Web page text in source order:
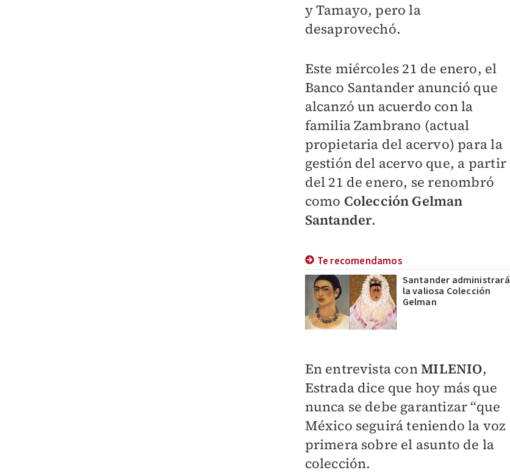
y Tamayo, pero la
desaprovechó.
Este miércoles 21 de enero, el
Banco Santander anunció que
alcanzó un acuerdo con la
familia Zambrano (actual
propietaria del acervo) para la
gestión del acervo que, a partir
del 21 de enero, se renombró
como Colección Gelman
Santander.
Te recomendamos
Santander administrará
la valiosa Colección
Gelman
En entrevista conMILENIO,
Estrada dice que hoy más que
nunca se debe garantizar “que
México seguirá teniendo la voz
primera sobre el asunto de la
colección.